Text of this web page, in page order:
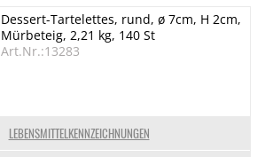
LEBENSMITTELKENNZEICHNUNGEN
Dessert-Tartelettes, rund, ø 7cm, H 2cm,
Mürbeteig, 2,21 kg, 140 St
Art.Nr.:13283